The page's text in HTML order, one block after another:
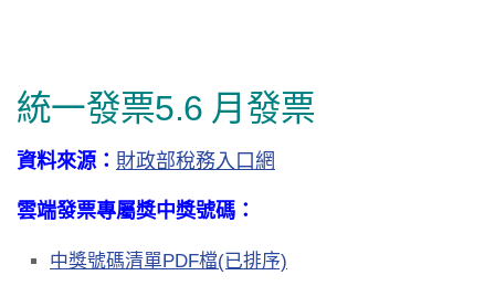
統一發票5.6 月發票
資料來源： 財政部稅務入口網
雲端發票專屬獎中獎號碼：
中獎號碼清單PDF檔(已排序)